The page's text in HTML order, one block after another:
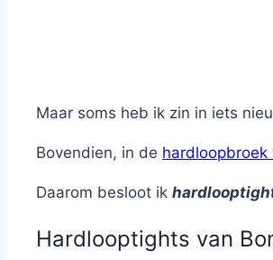
Maar soms heb ik zin in iets
Bovendien, in de
Daarom besloot ik
Hardlooptights van